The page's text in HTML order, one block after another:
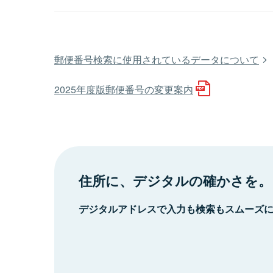
郵便番号検索に使用されているデータについて
2025年度版郵便番号の変更案内
住所に、デジタルの確かさを。
デジタルアドレスで入力も検索もスムーズ